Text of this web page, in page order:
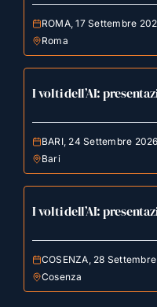
ROMA, 17 Settembre
Roma
I volti dell’AI:
BARI, 24 Settembre
Bari
I volti dell’AI:
COSENZA, 28
Cosenza